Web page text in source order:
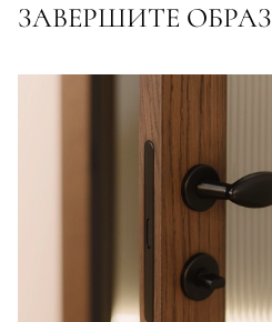
ЗАВЕРШИТЕ ОБРАЗ